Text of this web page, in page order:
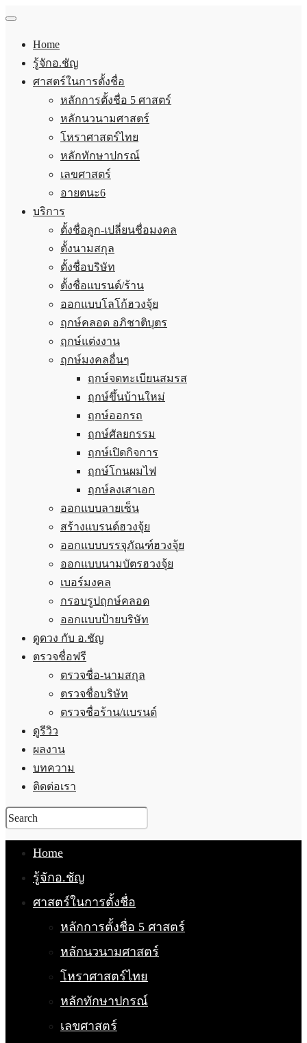
Home
รู้จักอ.ชัญ
ศาสตร์ในการตั้งชื่อ
หลักการตั้งชื่อ 5 ศาสตร์
หลักนวนามศาสตร์
โหราศาสตร์ไทย
หลักทักษาปกรณ์
เลขศาสตร์
อายตนะ6
บริการ
ตั้งชื่อลูก-เปลี่ยนชื่อมงคล
ตั้งนามสกุล
ตั้งชื่อบริษัท
ตั้งชื่อแบรนด์/ร้าน
ออกแบบโลโก้ฮวงจุ้ย
ฤกษ์คลอด อภิชาติบุตร
ฤกษ์แต่งงาน
ฤกษ์มงคลอื่นๆ
ฤกษ์จดทะเบียนสมรส
ฤกษ์ขึ้นบ้านใหม่
ฤกษ์ออกรถ
ฤกษ์ศัลยกรรม
ฤกษ์เปิดกิจการ
ฤกษ์โกนผมไฟ
ฤกษ์ลงเสาเอก
ออกแบบลายเซ็น
สร้างแบรนด์ฮวงจุ้ย
ออกแบบบรรจุภัณฑ์ฮวงจุ้ย
ออกแบบนามบัตรฮวงจุ้ย
เบอร์มงคล
กรอบรูปฤกษ์คลอด
ออกแบบป้ายบริษัท
ดูดวง กับ อ.ชัญ
ตรวจชื่อฟรี
ตรวจชื่อ-นามสกุล
ตรวจชื่อบริษัท
ตรวจชื่อร้าน/แบรนด์
ดูรีวิว
ผลงาน
บทความ
ติดต่อเรา
Home
รู้จักอ.ชัญ
ศาสตร์ในการตั้งชื่อ
หลักการตั้งชื่อ 5 ศาสตร์
หลักนวนามศาสตร์
โหราศาสตร์ไทย
หลักทักษาปกรณ์
เลขศาสตร์